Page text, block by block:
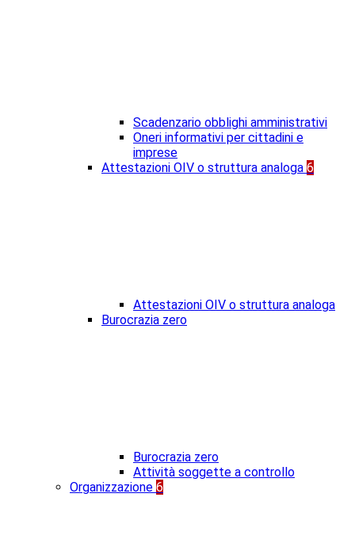
Scadenzario obblighi amministrativi
Oneri informativi per cittadini e
imprese
Attestazioni OIV o struttura analoga 6
Attestazioni OIV o struttura analoga
Burocrazia zero
Burocrazia zero
Attività soggette a controllo
Organizzazione 6